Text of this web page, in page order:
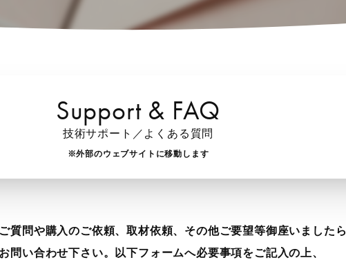
Support & FAQ
技術サポート／よくある質問
※外部のウェブサイトに移動します
質問や購入のご依頼、取材依頼、その他ご要望等御座いましたら
問い合わせ下さい。以下フォームへ必要事項をご記入の上、